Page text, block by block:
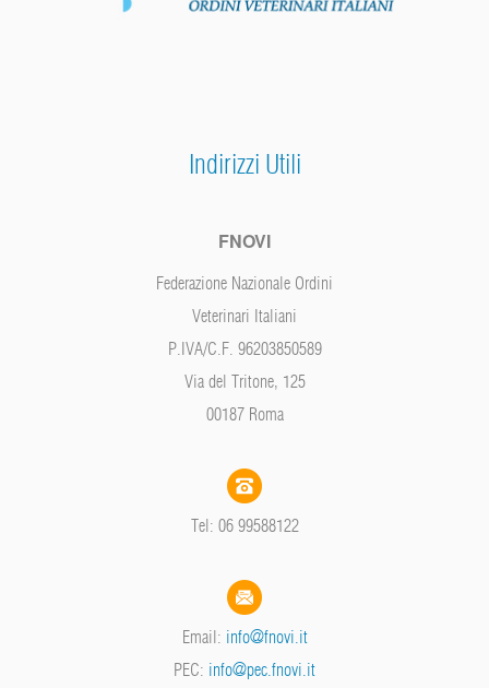
Indirizzi Utili
FNOVI
Federazione Nazionale Ordini
Veterinari Italiani
P.IVA/C.F. 96203850589
Via del Tritone, 125
00187 Roma
Tel: 06 99588122
Email: info@fnovi.it
PEC: info@pec.fnovi.it